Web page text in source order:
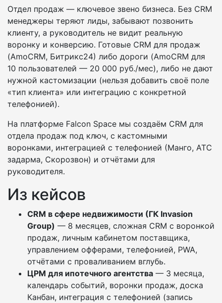
Отдел продаж — ключевое звено бизнеса. Без CRM
менеджеры теряют лиды, забывают позвонить
клиенту, а руководитель не видит реальную
воронку и конверсию. Готовые CRM для продаж
(AmoCRM, Битрикс24) либо дороги (AmoCRM для
10 пользователей — 20 000 руб./мес), либо не дают
нужной кастомизации (нельзя добавить своё поле
«тип клиента» или интеграцию с конкретной
телефонией).
На платформе Falcon Space мы создаём CRM для
отдела продаж под ключ, с кастомными
воронками, интеграцией с телефонией (Манго, АТС
задарма, Скорозвон) и отчётами для
руководителя.
Из кейсов
CRM в сфере недвижимости (ГК Invasion
Group) — 8 месяцев, сложная CRM с воронкой
продаж, личным кабинетом поставщика,
управлением офферами, телефонией, PWA,
отчётами с проваливанием вглубь.
ЦРМ для ипотечного агентства — 3 месяца,
календарь событий, воронки продаж, доска
Канбан, интеграция с телефонией (запись